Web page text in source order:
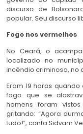
discurso de
popular. Seu discurso
Fogo nos vermelhos
No Ceará, o
localizado no
incêndio criminoso, no
Eram 19 horas
fogo que se
homens foram
gritando: “Agora
tudo!”, conta Sidvam